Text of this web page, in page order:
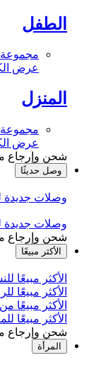
الطفل
مجموعة
عرض
المنزل
مجموعة
عرض
شحن وإرجاع
وصل حديثًا
وصلات جديدة
وصلات جديدة
شحن وإرجاع
الأكثر مبيعًا
الأكثر مبيعًا
الأكثر مبيعًا
الأكثر مبيعًا
الأكثر مبيعًا
شحن وإرجاع
المرأة